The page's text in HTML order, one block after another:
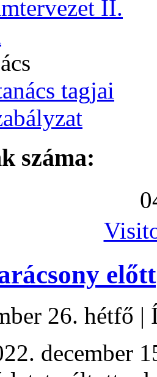
II.
tagjai
száma:
0
előtt
26. hétfő |
december